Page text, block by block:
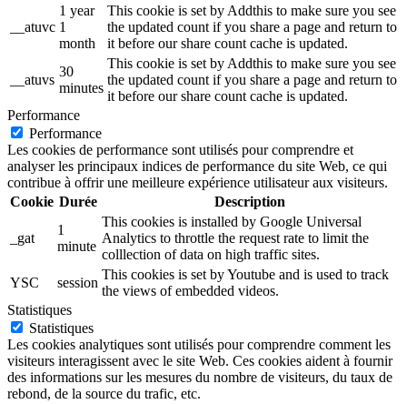
__atuvc
1 year
1
month
This cookie is set by Addthis to make sure you see
the updated count if you share a page and return to
it before our share count cache is updated.
__atuvs
30
minutes
This cookie is set by Addthis to make sure you see
the updated count if you share a page and return to
it before our share count cache is updated.
Performance
Performance
Les cookies de performance sont utilisés pour comprendre et
analyser les principaux indices de performance du site Web, ce qui
contribue à offrir une meilleure expérience utilisateur aux visiteurs.
Cookie Durée Description
_gat
1
minute
This cookies is installed by Google Universal
Analytics to throttle the request rate to limit the
colllection of data on high traffic sites.
YSC
session
This cookies is set by Youtube and is used to track
the views of embedded videos.
Statistiques
Statistiques
Les cookies analytiques sont utilisés pour comprendre comment les
visiteurs interagissent avec le site Web. Ces cookies aident à fournir
des informations sur les mesures du nombre de visiteurs, du taux de
rebond, de la source du trafic, etc.